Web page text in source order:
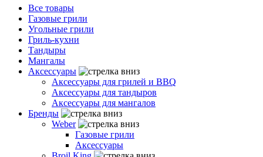
Все товары
Газовые грили
Угольные грили
Гриль-кухни
Тандыры
Мангалы
Аксессуары
Аксессуары для грилей и BBQ
Аксессуары для тандыров
Аксессуары для мангалов
Бренды
Weber
Газовые грили
Аксессуары